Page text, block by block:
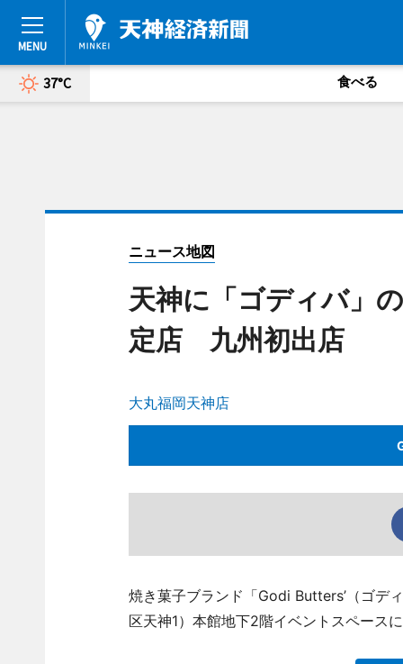
37°C 食べる
ニュース地図
天神に「ゴディバ」
定店 九州初出店
大丸福岡天神店
焼き菓子ブランド「Godi Butters’（ゴデ
区天神1）本館地下2階イベントスペース